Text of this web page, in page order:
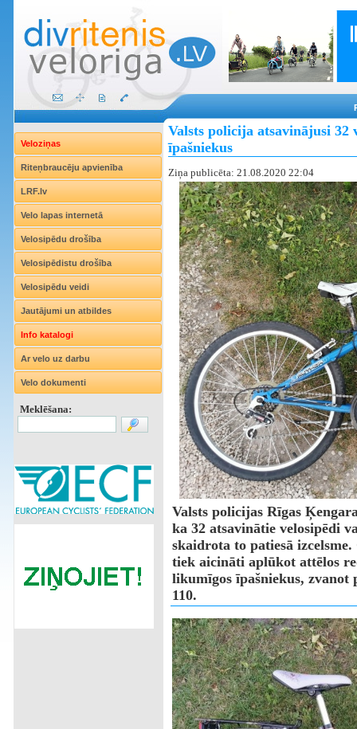
Veloziņas
Riteņbraucēju apvienība
LRF.lv
Velo lapas internetā
Velosipēdu drošība
Velosipēdistu drošība
Velosipēdu veidi
Jautājumi un atbildes
Info katalogi
Ar velo uz darbu
Velo dokumenti
Meklēšana:
Valsts policija atsavinājusi 32
īpašniekus
Ziņa publicēta: 21.08.2020 22:04
Valsts policijas Rīgas
ka 32 atsavinātie velosipēdi
skaidrota to patiesā
tiek aicināti aplūkot attēlos
likumīgos īpašniekus,
110.